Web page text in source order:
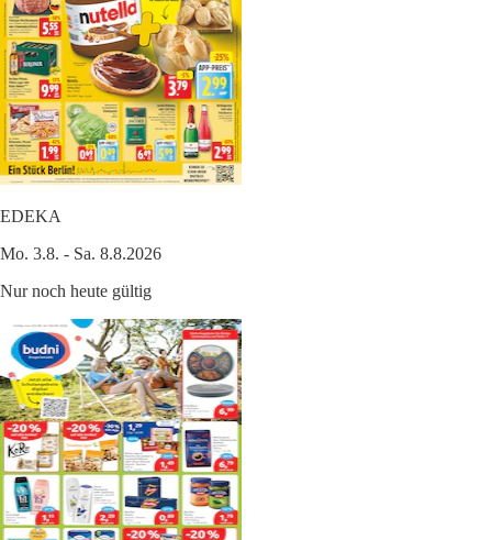
EDEKA
Mo. 3.8. - Sa. 8.8.2026
Nur noch heute gültig